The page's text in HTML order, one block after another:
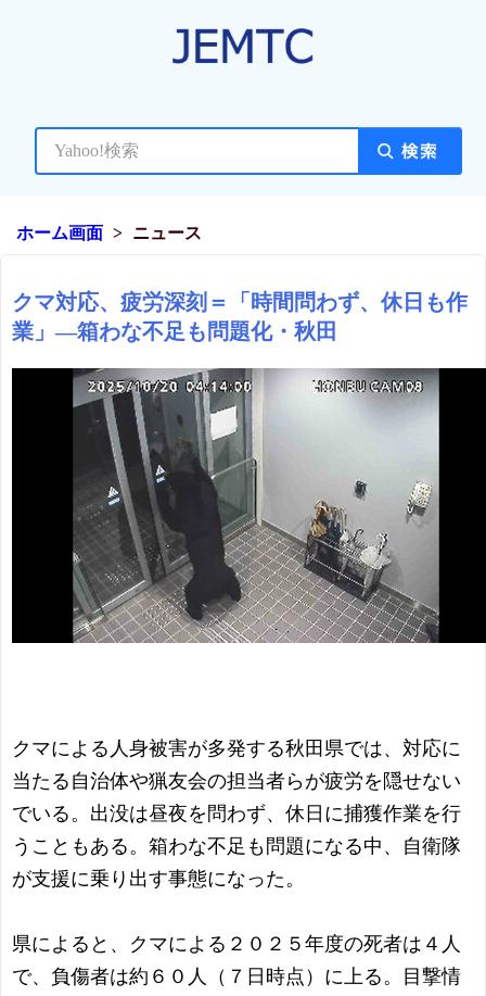
ホーム画面 ニュース
クマ対応、疲労深刻＝「時間問わず、休日も作
業」―箱わな不足も問題化・秋田
クマによる人身被害が多発する秋田県では、対応に
当たる自治体や猟友会の担当者らが疲労を隠せない
でいる。出没は昼夜を問わず、休日に捕獲作業を行
うこともある。箱わな不足も問題になる中、自衛隊
が支援に乗り出す事態になった。
県によると、クマによる２０２５年度の死者は４人
で、負傷者は約６０人（７日時点）に上る。目撃情